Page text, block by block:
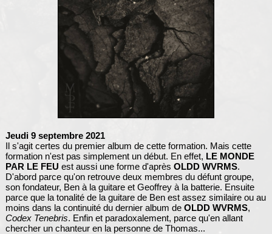
Jeudi 9 septembre 2021
Il s'agit certes du premier album de cette formation. Mais cette
formation n'est pas simplement un début. En effet, LE MONDE
PAR LE FEU est aussi une forme d'après OLDD WVRMS.
D'abord parce qu'on retrouve deux membres du défunt groupe,
son fondateur, Ben à la guitare et Geoffrey à la batterie. Ensuite
parce que la tonalité de la guitare de Ben est assez similaire ou au
moins dans la continuité du dernier album de OLDD WVRMS,
Codex Tenebris. Enfin et paradoxalement, parce qu'en allant
chercher un chanteur en la personne de Thomas...